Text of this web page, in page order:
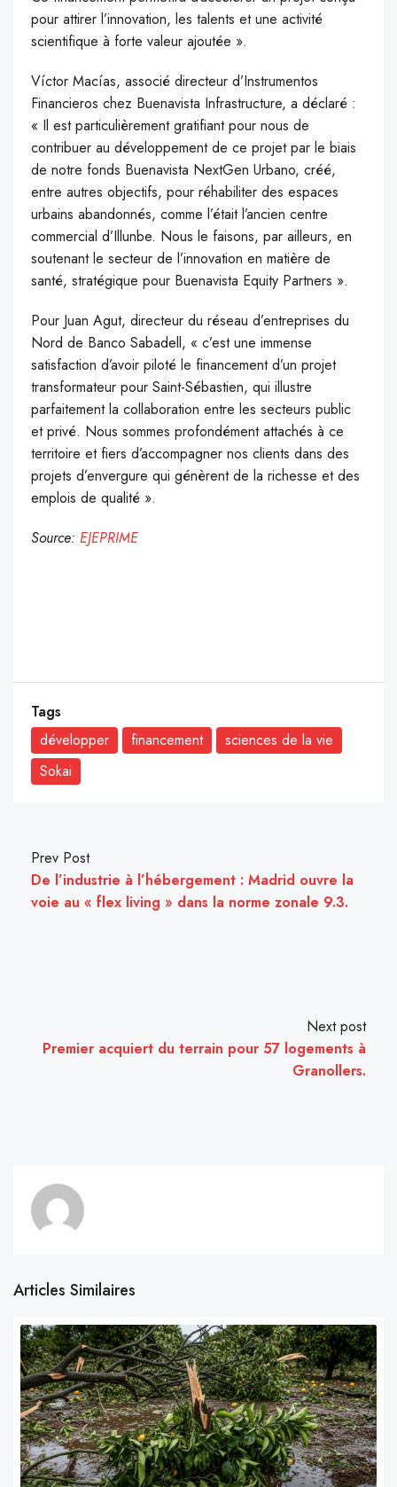
pour attirer l’innovation, les talents et une activité
scientifique à forte valeur ajoutée ».
Víctor Macías, associé directeur d’Instrumentos
Financieros chez Buenavista Infrastructure, a déclaré :
« Il est particulièrement gratifiant pour nous de
contribuer au développement de ce projet par le biais
de notre fonds Buenavista NextGen Urbano, créé,
entre autres objectifs, pour réhabiliter des espaces
urbains abandonnés, comme l’était l’ancien centre
commercial d’Illunbe. Nous le faisons, par ailleurs, en
soutenant le secteur de l’innovation en matière de
santé, stratégique pour Buenavista Equity Partners ».
Pour Juan Agut, directeur du réseau d’entreprises du
Nord de Banco Sabadell, « c’est une immense
satisfaction d’avoir piloté le financement d’un projet
transformateur pour Saint-Sébastien, qui illustre
parfaitement la collaboration entre les secteurs public
et privé. Nous sommes profondément attachés à ce
territoire et fiers d’accompagner nos clients dans des
projets d’envergure qui génèrent de la richesse et des
emplois de qualité ».
Source: EJEPRIME
Tags
développer
financement
sciences de la vie
Sokai
Prev Post
De l’industrie à l’hébergement : Madrid ouvre la
voie au « flex living » dans la norme zonale 9.3.
Next post
Premier acquiert du terrain pour 57 logements à
Granollers.
Articles Similaires